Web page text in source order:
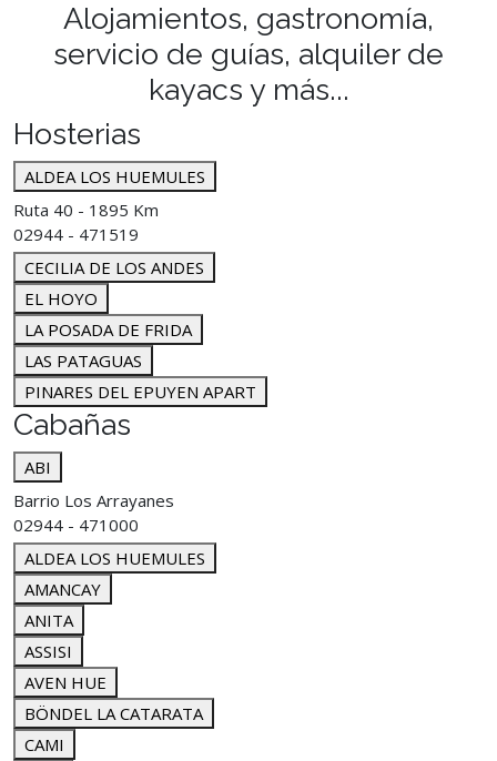
Alojamientos, gastronomía,
servicio de guías, alquiler de
kayacs y más...
Hosterias
ALDEA LOS HUEMULES
Ruta 40 - 1895 Km
02944 - 471519
CECILIA DE LOS ANDES
EL HOYO
LA POSADA DE FRIDA
LAS PATAGUAS
PINARES DEL EPUYEN APART
Cabañas
ABI
Barrio Los Arrayanes
02944 - 471000
ALDEA LOS HUEMULES
AMANCAY
ANITA
ASSISI
AVEN HUE
BÖNDEL LA CATARATA
CAMI